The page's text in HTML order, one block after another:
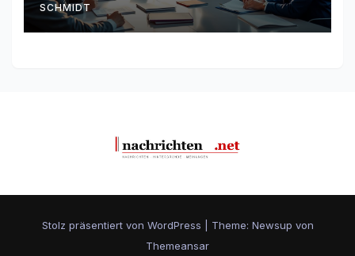
SCHMIDT
Stolz präsentiert von WordPress
Theme: Newsup von
Themeansar